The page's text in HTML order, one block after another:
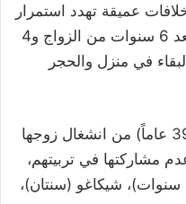
عميقة تهدد استمرار
الحياة الزوجية بين كيم وويست بعد 6 سنوات من الزواج و4
في منزل والحجر
وتحدثت تقارير عن شكوى كيم (39 عاماً) من انشغال زوجها
وعدم مشاركتها في تربيتهم،
وهم نورث (6 سنوات)، سينت (4 سنوات)، شيكاغو (سنتان)،